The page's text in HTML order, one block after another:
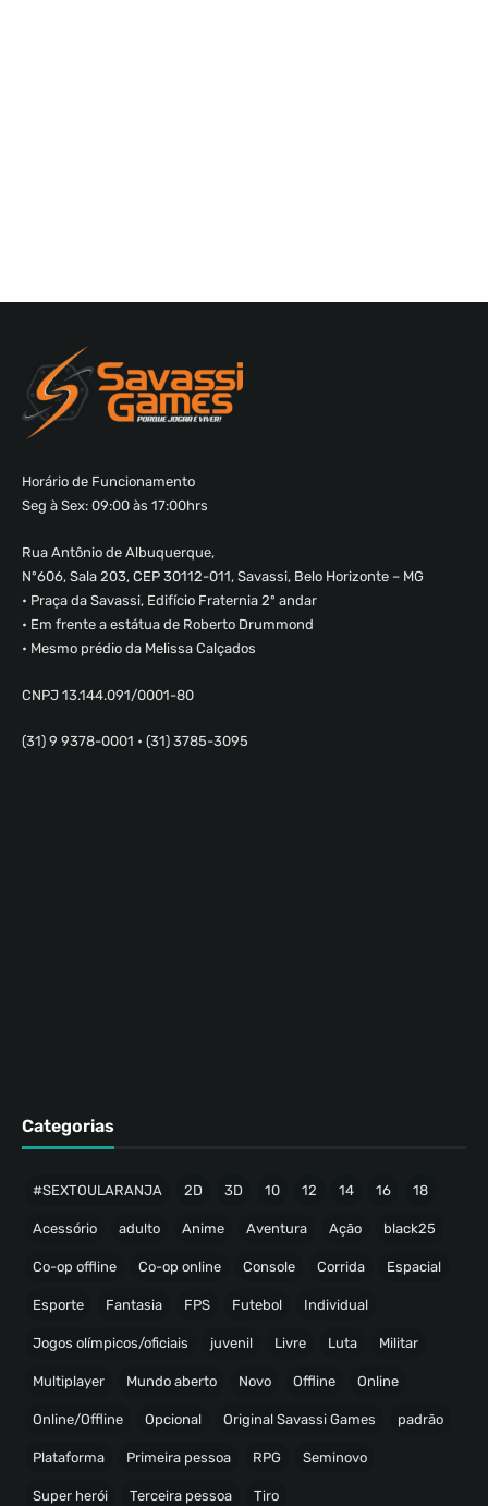
Horário de Funcionamento
Seg à Sex: 09:00 às 17:00hrs
Rua Antônio de Albuquerque,
Nº606, Sala 203, CEP 30112-011, Savassi, Belo Horizonte – MG
• Praça da Savassi, Edifício Fraternia 2º andar
• Em frente a estátua de Roberto Drummond
• Mesmo prédio da Melissa Calçados
CNPJ 13.144.091/0001-80
(31) 9 9378-0001 • (31) 3785-3095
Categorias
#SEXTOULARANJA 2D 3D 10 12 14 16 18
Acessório adulto Anime Aventura Ação black25
Co-op offline Co-op online Console Corrida Espacial
Esporte Fantasia FPS Futebol Individual
Jogos olímpicos/oficiais juvenil Livre Luta Militar
Multiplayer Mundo aberto Novo Offline Online
Online/Offline Opcional Original Savassi Games padrão
Plataforma Primeira pessoa RPG Seminovo
Super herói Terceira pessoa Tiro